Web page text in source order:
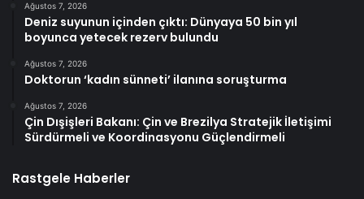
Ağustos 7, 2026
Deniz suyunun içinden çıktı: Dünyaya 50 bin yıl
boyunca yetecek rezerv bulundu
Ağustos 7, 2026
Doktorun ‘kadın sünneti’ ilanına soruşturma
Ağustos 7, 2026
Çin Dışişleri Bakanı: Çin ve Brezilya Stratejik İletişimi
Sürdürmeli ve Koordinasyonu Güçlendirmeli
Rastgele Haberler